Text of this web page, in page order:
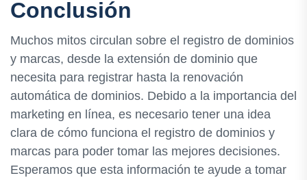
Conclusión
Muchos mitos circulan sobre el registro de dominios
y marcas, desde la extensión de dominio que
necesita para registrar hasta la renovación
automática de dominios. Debido a la importancia del
marketing en línea, es necesario tener una idea
clara de cómo funciona el registro de dominios y
marcas para poder tomar las mejores decisiones.
Esperamos que esta información te ayude a tomar